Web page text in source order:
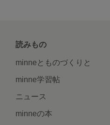
読みもの
minneとものづくりと
minne学習帖
ニュース
minneの本